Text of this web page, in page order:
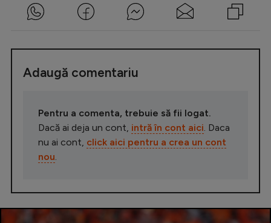
Adaugă comentariu
Pentru a comenta, trebuie să fii logat.
Dacă ai deja un cont, intră în cont aici . Daca
nu ai cont, click aici pentru a crea un cont
nou